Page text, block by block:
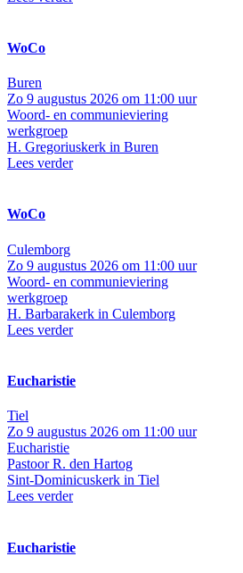
WoCo
Buren
Zo 9 augustus 2026 om 11:00 uur
Woord- en communieviering
werkgroep
H. Gregoriuskerk in Buren
Lees verder
WoCo
Culemborg
Zo 9 augustus 2026 om 11:00 uur
Woord- en communieviering
werkgroep
H. Barbarakerk in Culemborg
Lees verder
Eucharistie
Tiel
Zo 9 augustus 2026 om 11:00 uur
Eucharistie
Pastoor R. den Hartog
Sint-Dominicuskerk in Tiel
Lees verder
Eucharistie